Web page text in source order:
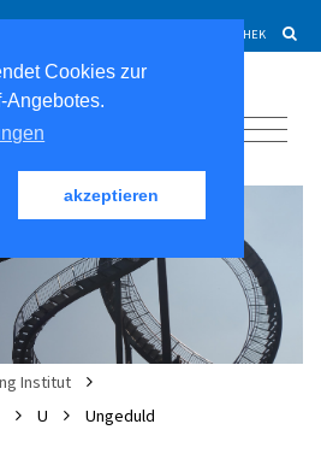
Cookies zur
Angebotes.
akzeptieren
MEDIATHEK
Institut
U Ungeduld